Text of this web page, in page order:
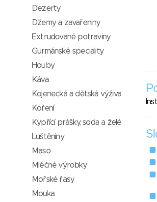
Dezerty
Džemy a zavařeniny
Extrudované potraviny
Gurmánské speciality
Houby
Káva
Kojenecká a dětská výživa
Koření
Kypřící prášky, soda a želé
Luštěniny
Maso
Mléčné výrobky
Mořské řasy
Mouka